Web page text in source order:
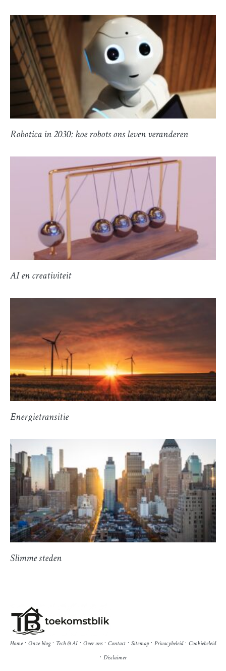
Robotica in 2030: hoe robots ons leven veranderen
AI en creativiteit
Energietransitie
Slimme steden
Home· Onze blog· Tech & AI · Over ons· Contact · Sitemap· Privacybeleid· Cookiebeleid
· Disclaimer